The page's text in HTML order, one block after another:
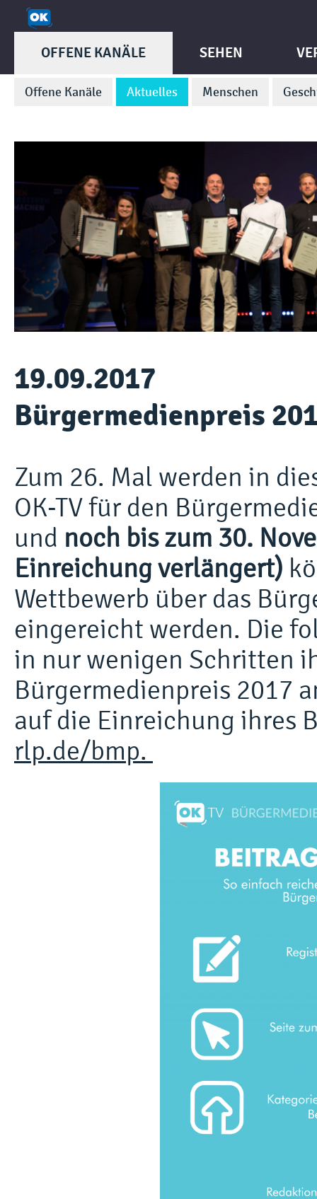
OFFENE KANÄLE
Offene Kanäle Aktuelles Menschen
SEHEN
19.09.2017
Bürgermedienpreis
Zum 26. Mal werden in
OK-TV für den
und noch bis zum 30.
Einreichung verlängert)
Wettbewerb über das
eingereicht werden. Die
in nur wenigen Schritten
Bürgermedienpreis 2017
auf die Einreichung ihres
rlp.de/bmp.